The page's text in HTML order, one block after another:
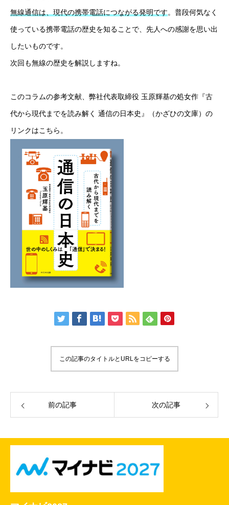
無線通信は、現代の携帯電話につながる発明です 。普段何気なく
使っている携帯電話の歴史を知ることで、先人への感謝を思い出
したいものです。
次回も無線の歴史を解説しますね。
このコラムの参考文献、弊社代表取締役 玉原輝基の処女作『古
代から現代までを読み解く 通信の日本史』（かざひの文庫）の
リンクは こちら 。
この記事のタイトルとURLをコピーする
前の記事 次の記事